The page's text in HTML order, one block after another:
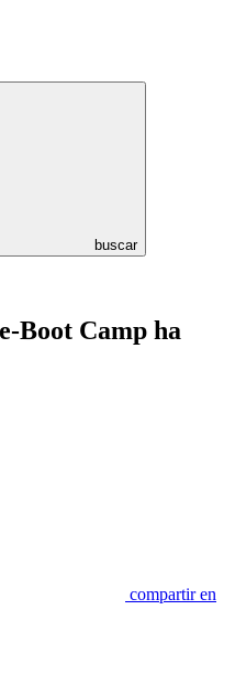
buscar
Boot Camp ha
compartir en